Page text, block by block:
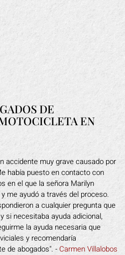
DE
EN
accidente muy grave causado por
había puesto en contacto con
en el que la señora Marilyn
me ayudó a través del proceso.
a cualquier pregunta que
si necesitaba ayuda adicional,
la ayuda necesaria que
y recomendaría
de abogados". - Carmen Villalobos